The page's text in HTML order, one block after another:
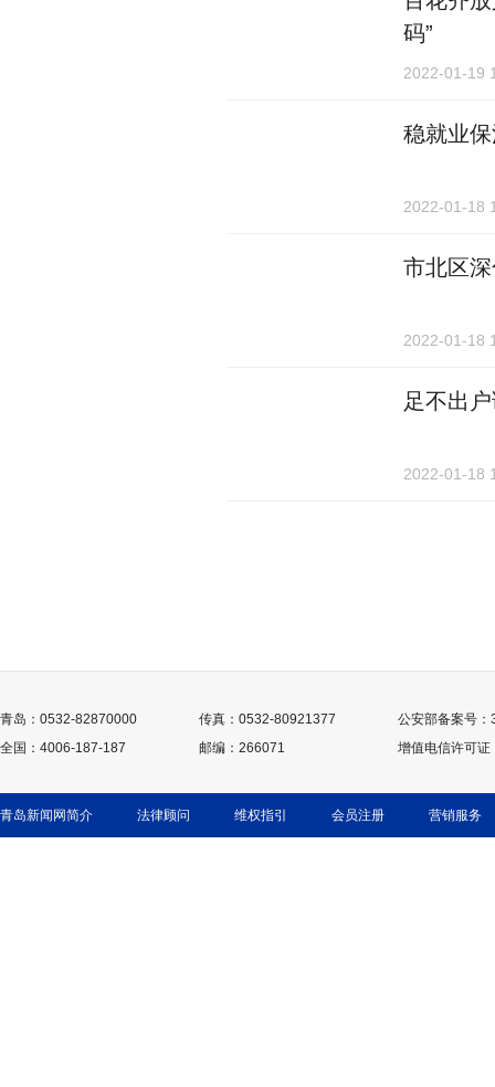
码”
2022-01-19
稳就业
2022-01-18
市北区
2022-01-18
足不出
2022-01-18
青岛：0532-82870000 传真：0532-80921377
公安部备案号
全国：4006-187-187
邮编：266071 增值电信许可
青岛新闻网简介 法律顾问 维权指引 会员注册 营销服务